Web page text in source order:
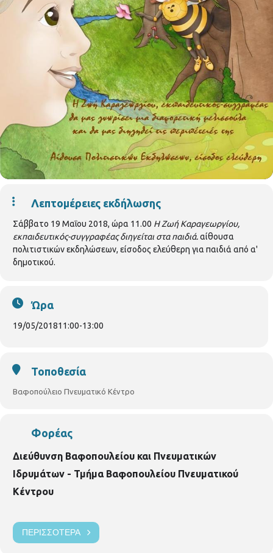
Λεπτομέρειες εκδήλωσης
Σάββατο 19 Μαΐου 2018, ώρα 11.00 Η Ζωή Καραγεωργίου,
εκπαιδευτικός-συγγραφέας διηγείται στα παιδιά.αίθουσα
πολιτιστικών εκδηλώσεων, είσοδος ελεύθερη για παιδιά από α'
δημοτικού.
Ώρα
19/05/201811:00-13:00
Τοποθεσία
Βαφοπούλειο Πνευματικό Κέντρο
Φορέας
Διεύθυνση Βαφοπουλείου και Πνευματικών
Ιδρυμάτων - Τμήμα Βαφοπουλείου Πνευματικού
Κέντρου
ΠΕΡΙΣΣΌΤΕΡΑ